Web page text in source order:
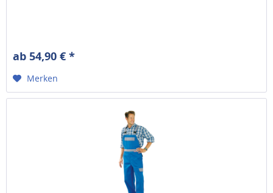
ab 54,90 € *
Merken